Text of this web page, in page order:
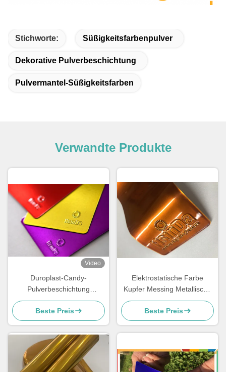
Stichworte: Süßigkeitsfarbenpulver
Dekorative Pulverbeschichtung
Pulvermantel-Süßigkeitsfarben
Verwandte Produkte
Video
Duroplast-Candy-
Pulverbeschichtung
Hochglanz Spiegelglanz für
Fitnessgeräte
Beste Preis
Elektrostatische Farbe
Kupfer Messing Metallische
Spraybeschichtung Polyester
Pulverbeschichtung Klar
Beste Preis